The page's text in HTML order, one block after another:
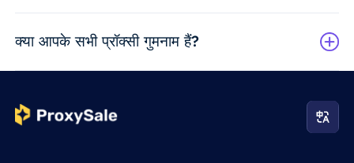
क्या आपके सभी प्रॉक्सी गुमनाम हैं?